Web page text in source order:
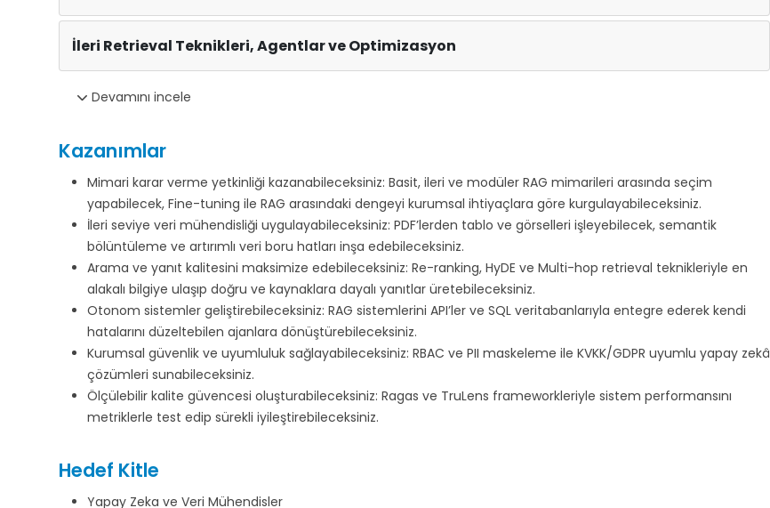
İleri Retrieval Teknikleri, Agentlar ve Optimizasyon
Devamını incele
Kazanımlar
Mimari karar verme yetkinliği kazanabileceksiniz: Basit, ileri ve modüler RAG mimarileri arasında seçim
yapabilecek, Fine-tuning ile RAG arasındaki dengeyi kurumsal ihtiyaçlara göre kurgulayabileceksiniz.
İleri seviye veri mühendisliği uygulayabileceksiniz: PDF’lerden tablo ve görselleri işleyebilecek, semantik
bölüntüleme ve artırımlı veri boru hatları inşa edebileceksiniz.
Arama ve yanıt kalitesini maksimize edebileceksiniz: Re-ranking, HyDE ve Multi-hop retrieval teknikleriyle en
alakalı bilgiye ulaşıp doğru ve kaynaklara dayalı yanıtlar üretebileceksiniz.
Otonom sistemler geliştirebileceksiniz: RAG sistemlerini API’ler ve SQL veritabanlarıyla entegre ederek kendi
hatalarını düzeltebilen ajanlara dönüştürebileceksiniz.
Kurumsal güvenlik ve uyumluluk sağlayabileceksiniz: RBAC ve PII maskeleme ile KVKK/GDPR uyumlu yapay zekâ
çözümleri sunabileceksiniz.
Ölçülebilir kalite güvencesi oluşturabileceksiniz: Ragas ve TruLens frameworkleriyle sistem performansını
metriklerle test edip sürekli iyileştirebileceksiniz.
Hedef Kitle
Yapay Zeka ve Veri Mühendisler